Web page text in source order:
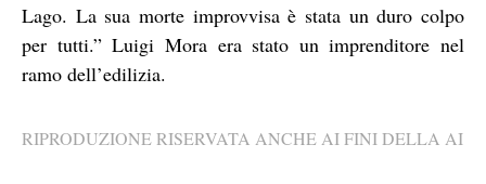
Lago. La sua morte improvvisa è stata un duro colpo
per tutti.” Luigi Mora era stato un imprenditore nel
ramo dell’edilizia.
RIPRODUZIONE RISERVATA ANCHE AI FINI DELLA AI